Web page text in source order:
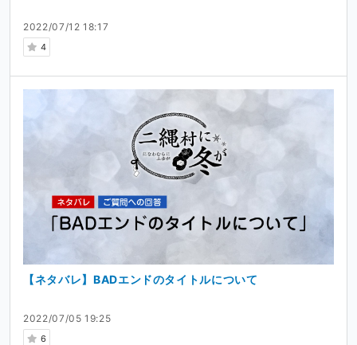
2022/07/12 18:17
4
2022/07/05 19:25
6
【ネタバレ】BADエンドのタイトルについて